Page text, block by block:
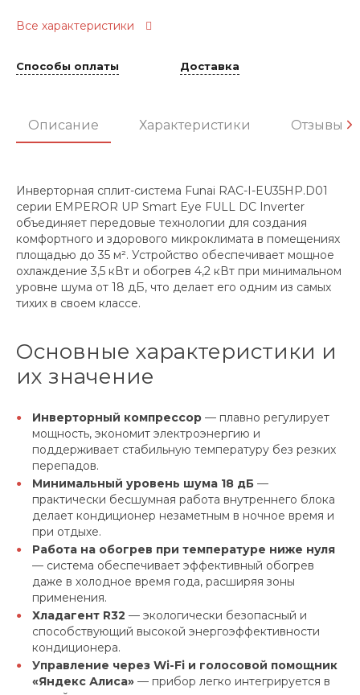
Все характеристики
Способы оплаты Доставка
Описание Характеристики Отзывы
Инверторная сплит-система Funai RAC-I-EU35HP.D01
серии EMPEROR UP Smart Eye FULL DC Inverter
объединяет передовые технологии для создания
комфортного и здорового микроклимата в помещениях
площадью до 35 м². Устройство обеспечивает мощное
охлаждение 3,5 кВт и обогрев 4,2 кВт при минимальном
уровне шума от 18 дБ, что делает его одним из самых
тихих в своем классе.
Основные характеристики и
их значение
Инверторный компрессор — плавно регулирует
мощность, экономит электроэнергию и
поддерживает стабильную температуру без резких
перепадов.
Минимальный уровень шума 18 дБ —
практически бесшумная работа внутреннего блока
делает кондиционер незаметным в ночное время и
при отдыхе.
Работа на обогрев при температуре ниже нуля
— система обеспечивает эффективный обогрев
даже в холодное время года, расширяя зоны
применения.
Хладагент R32 — экологически безопасный и
способствующий высокой энергоэффективности
кондиционера.
Управление через Wi-Fi и голосовой помощник
«Яндекс Алиса» — прибор легко интегрируется в